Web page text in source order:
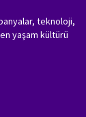
teknoloji,
yaşam kültürü